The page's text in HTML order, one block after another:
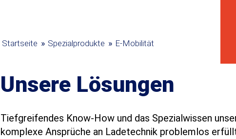
Startseite » Spezialprodukte » E-Mobilität
Unsere Lösungen
Tiefgreifendes Know-How und das Spezialwissen
komplexe Ansprüche an Ladetechnik problemlos